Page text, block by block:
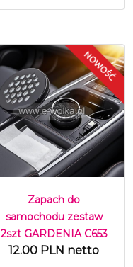
Zapach do
samochodu zestaw
2szt GARDENIA C653
12.00 PLN netto